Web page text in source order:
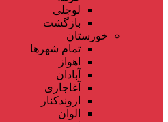
لوجلی
بازگشت
خوزستان
تمام شهر‌ها
اهواز
آبادان
آغاجاری
اروندکنار
الوان